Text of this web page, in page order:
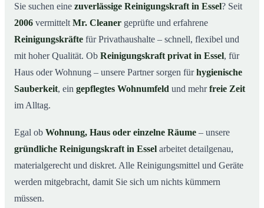
03Warum eine Reinigungskraft von Mr. Cleaner?
04So läuft die Buchung einer Reinigungskraft ab
05Typische Anlässe für eine Reinigungskraft
Jetzt Reinigungskraft buchen
08So einfach buchen Sie eine Reinigungskraft in Essel
Sie suchen eine zuverlässige Reinigungskraft in Essel? Seit
2006 vermittelt Mr. Cleaner geprüfte und erfahrene
Reinigungskräfte für Privathaushalte – schnell, flexibel und
mit hoher Qualität. Ob Reinigungskraft privat in Essel, für
Haus oder Wohnung – unsere Partner sorgen fürhygienische
Sauberkeit, ein gepflegtes Wohnumfeld und mehrfreie Zeit
im Alltag.
Egal ob Wohnung, Haus oder einzelne Räume – unsere
gründliche Reinigungskraft in Essel arbeitet detailgenau,
materialgerecht und diskret. Alle Reinigungsmittel und Geräte
werden mitgebracht, damit Sie sich um nichts kümmern
müssen.